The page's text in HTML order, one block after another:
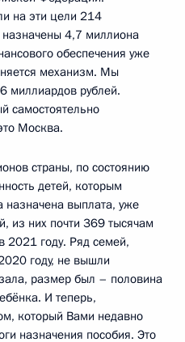
на эти цели 214
4,7 миллиона
обеспечения уже
механизм. Мы
миллиардов рублей.
самостоятельно
Москва.
страны, по состоянию
детей, которым
назначена выплата, уже
из них почти 369 тысячам
2021 году. Ряд семей,
году, не вышли
размер был – половина
И теперь,
который Вами недавно
назначения пособия. Это